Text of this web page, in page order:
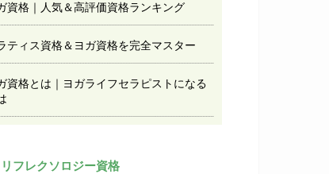
資格｜人気＆高評価資格ランキング
ティス資格＆ヨガ資格を完全マスター
資格とは｜ヨガライフセラピストになる
リフレクソロジー資格